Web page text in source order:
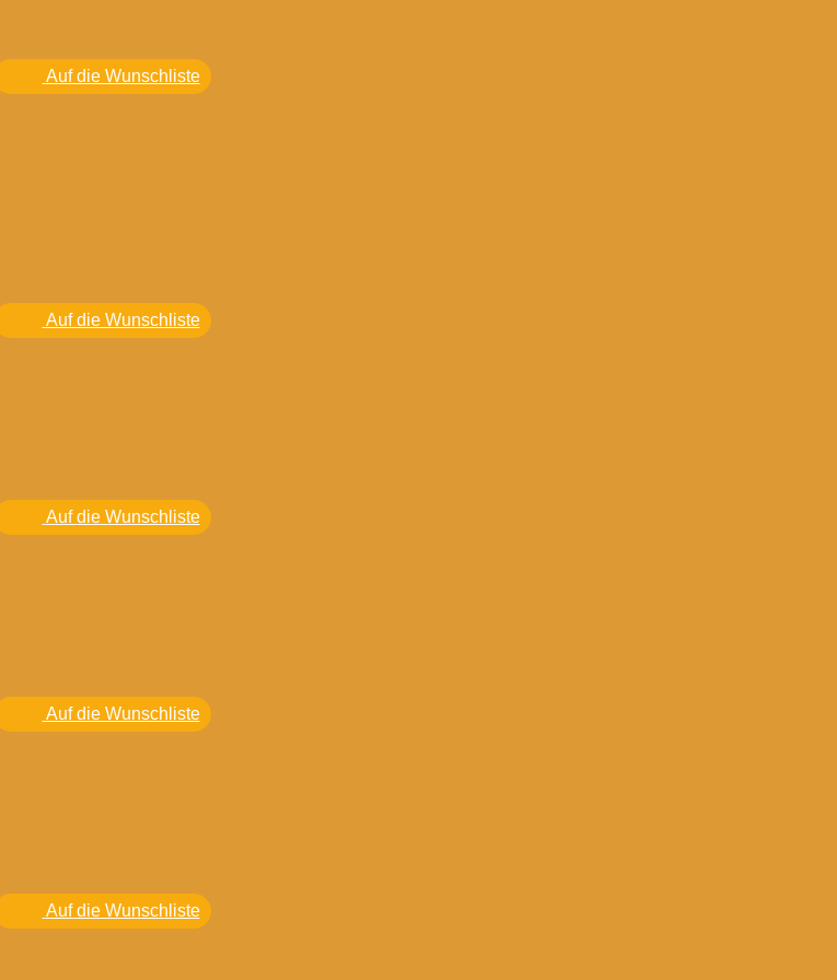
Auf die Wunschliste
Auf die Wunschliste
Auf die Wunschliste
Auf die Wunschliste
Auf die Wunschliste